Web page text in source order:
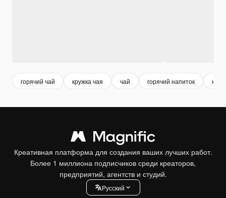
горячий чай кружка чая чай горячий напиток
Креативная платформа для создания ваших лучших работ.
Более 1 миллиона подписчиков среди креаторов,
предприятий, агентств и студий.
Pусский